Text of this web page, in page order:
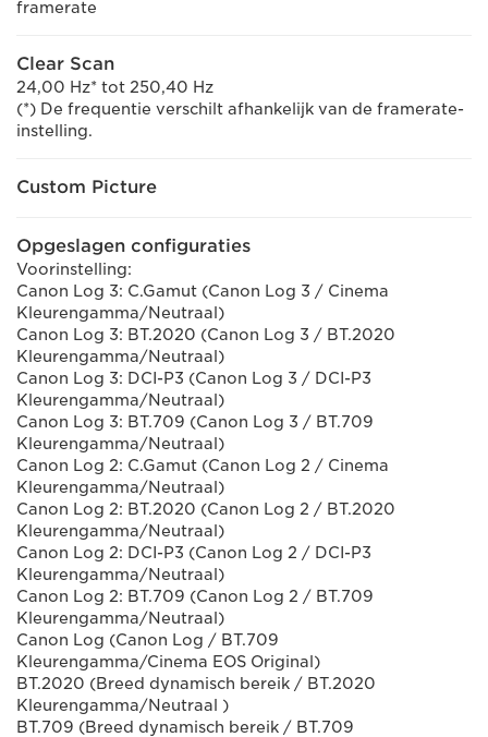
framerate
Clear Scan
24,00 Hz* tot 250,40 Hz
(*) De frequentie verschilt afhankelijk van de framerate-
instelling.
Custom Picture
Opgeslagen configuraties
Voorinstelling:
Canon Log 3: C.Gamut (Canon Log 3 / Cinema
Kleurengamma/Neutraal)
Canon Log 3: BT.2020 (Canon Log 3 / BT.2020
Kleurengamma/Neutraal)
Canon Log 3: DCI-P3 (Canon Log 3 / DCI-P3
Kleurengamma/Neutraal)
Canon Log 3: BT.709 (Canon Log 3 / BT.709
Kleurengamma/Neutraal)
Canon Log 2: C.Gamut (Canon Log 2 / Cinema
Kleurengamma/Neutraal)
Canon Log 2: BT.2020 (Canon Log 2 / BT.2020
Kleurengamma/Neutraal)
Canon Log 2: DCI-P3 (Canon Log 2 / DCI-P3
Kleurengamma/Neutraal)
Canon Log 2: BT.709 (Canon Log 2 / BT.709
Kleurengamma/Neutraal)
Canon Log (Canon Log / BT.709
Kleurengamma/Cinema EOS Original)
BT.2020 (Breed dynamisch bereik / BT.2020
Kleurengamma/Neutraal )
BT.709 (Breed dynamisch bereik / BT.709